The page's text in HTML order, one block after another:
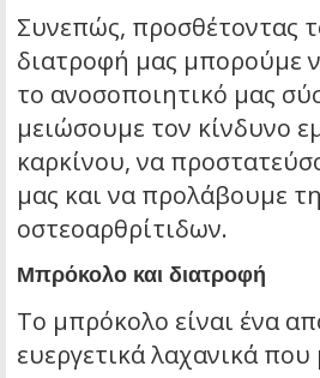
Συνεπώς, προσθέτοντας
διατροφή μας μπορούμε
το ανοσοποιητικό μας
μειώσουμε τον κίνδυνο
καρκίνου, να
μας και να προλάβουμε
οστεοαρθρίτιδων.
Μπρόκολο και διατροφή
Το μπρόκολο είναι ένα
ευεργετικά λαχανικά